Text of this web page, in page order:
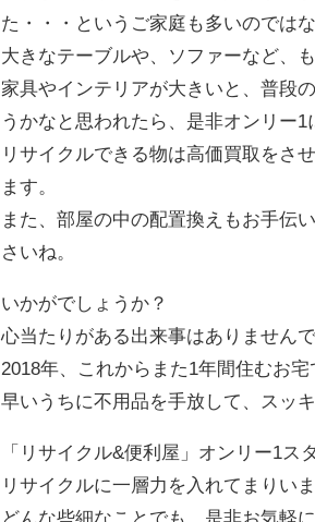
た・・・というご家庭も多いのでは
大きなテーブルや、ソファーなど、
家具やインテリアが大きいと、普段
うかなと思われたら、是非オンリー1
リサイクルできる物は高価買取をさ
ます。
また、部屋の中の配置換えもお手伝
さいね。
いかがでしょうか？
心当たりがある出来事はありません
2018年、これからまた1年間住むお宅
早いうちに不用品を手放して、スッ
「リサイクル&便利屋」オンリー1
リサイクルに一層力を入れてまりいま
どんな些細なことでも、是非お気軽